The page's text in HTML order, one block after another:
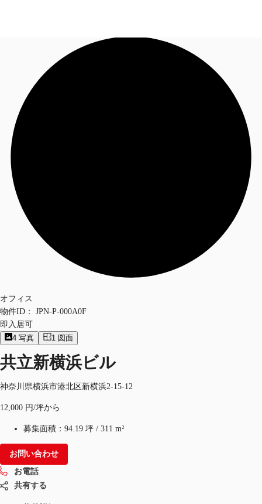
オフィス・事務所
倉庫・物流センター
お電話
オフィス
物件ID：
JPN-P-000A0F
即入居可
4 写真 1 図面
共立新横浜ビル
神奈川県横浜市港北区新横浜2-15-12
12,000 円/坪から
募集面積： 94.19 坪 / 311 m²
お問い合わせ
お電話
共有する